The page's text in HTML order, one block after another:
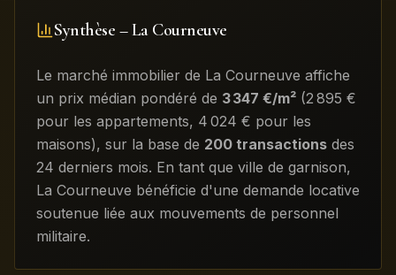
Synthèse –La Courneuve
Le marché immobilier de La Courneuve affiche
un prix médian pondéré de 3 347 €/m² (2 895 €
pour les appartements, 4 024 € pour les
maisons), sur la base de 200 transactions des
24 derniers mois. En tant que ville de garnison,
La Courneuve bénéficie d'une demande locative
soutenue liée aux mouvements de personnel
militaire.